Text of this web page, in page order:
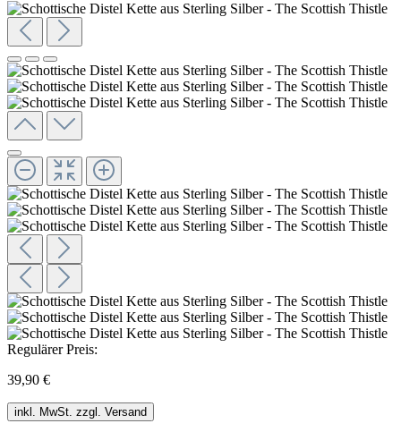
Regulärer Preis:
39,90 €
inkl. MwSt. zzgl. Versand